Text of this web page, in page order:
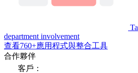
department involvement
查看760+應用程式與整合工具
合作夥伴
客戶：